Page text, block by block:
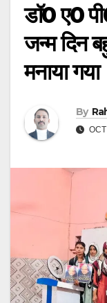
डॉ0 ए0
जन्म दिन
मनाया गया
By